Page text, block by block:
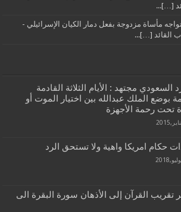
[…]...
مأساة مزدوجة بفعل دمار الكيان الإسرائيلي -
القائد […]...
السعودي مجتهد : الأيام الثلاثة القادمة
بوضع الملك عبدالله بين اختيار الموت أو
تحت رحمة الأجهزة
حكام امريكا واهية ولا تستحق الرد
تقريب القرآن إلى الأذهان سورة البقرة الى